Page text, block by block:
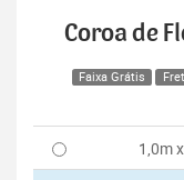
Coroa de
Faixa Grátis
1,0m